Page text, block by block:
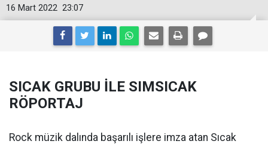
23:07
16 Mart 2022
SICAK GRUBU İLE SIMSICAK
RÖPORTAJ
Rock müzik dalında başarılı işlere imza atan Sıcak